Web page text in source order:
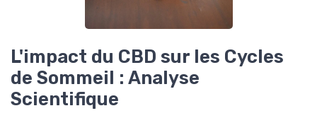
L'impact du CBD sur les Cycles
de Sommeil : Analyse
Scientifique